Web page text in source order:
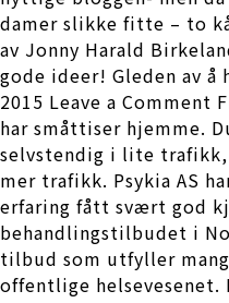
damer slikke fitte – to
av Jonny Harald
gode ideer! Gleden av å
2015 Leave a Comment
har småttiser hjemme.
selvstendig i lite
mer trafikk. Psykia AS
erfaring fått svært god
behandlingstilbudet i
tilbud som utfyller
offentlige